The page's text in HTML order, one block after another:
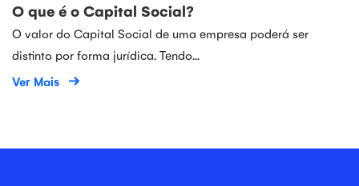
O que é o Capital Social?
O valor do Capital Social de uma empresa poderá ser
distinto por forma jurídica. Tendo...
Ver Mais